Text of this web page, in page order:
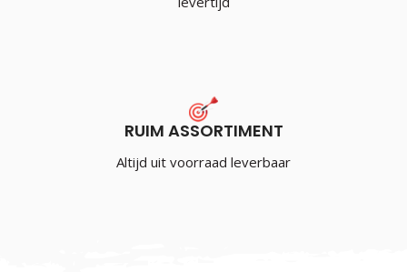
RUIM ASSORTIMENT
Altijd uit voorraad leverbaar